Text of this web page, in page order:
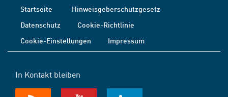
Startseite
Hinweisgeberschutzgesetz
Datenschutz
Cookie-Richtlinie
Cookie-Einstellungen
Impressum
In Kontakt bleiben